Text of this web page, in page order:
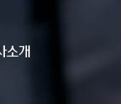
소개